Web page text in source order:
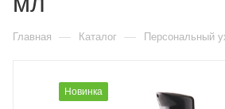
Главная — Каталог — Персональный
Новинка